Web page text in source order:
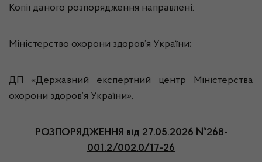
Копії даного розпорядження направлені:
Міністерство охорони здоров’я України;
ДП «Державний експертний центр Міністерства
охорони здоров’я України».
РОЗПОРЯДЖЕННЯ від 27.05.2026 №268-
001.2/002.0/17-26